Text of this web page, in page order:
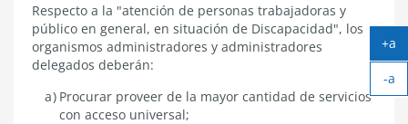
Respecto a la "atención de personas trabajadoras y
público en general, en situación de Discapacidad", los
organismos administradores y administradores
delegados deberán:
Procurar proveer de la mayor cantidad de servicios
con acceso universal;
+a
-a